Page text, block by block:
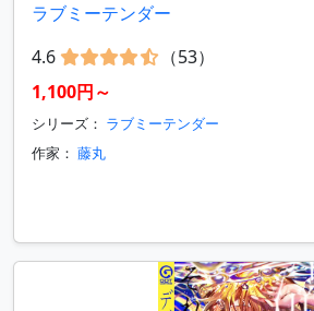
ラブミーテンダー
4.6
（53）
1,100円～
シリーズ： ラブミーテンダー
作家： 藤丸